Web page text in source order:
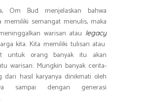
Om Bud menjelaskan bahwa
memiliki semangat menulis, maka
warisan atau legacy
kita. Kita memiliki tulisan atau
untuk orang banyak itu akan
warisan. Mungkin banyak cerita-
dari hasil karyanya dinikmati oleh
sampai dengan generasi